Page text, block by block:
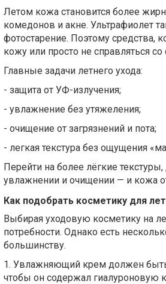
Летом кожа становится более
комедонов и акне. Ультрафиолет
фотостарение. Поэтому средства,
кожу или просто не справляться со
Главные задачи летнего ухода:
- защита от УФ-излучения;
- увлажнение без утяжеления;
- очищение от загрязнений и пота;
- легкая текстура без ощущения
Перейти на более лёгкие
увлажнении и очищении — и кожа
Как подобрать косметику для
Выбирая уходовую косметику на
потребности. Однако есть
большинству.
1. Увлажняющий крем должен
чтобы он содержал гиалуроновую